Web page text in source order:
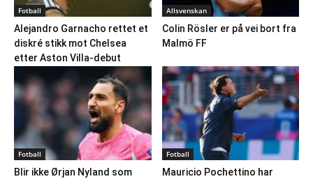
Fotball
Alejandro Garnacho rettet et
diskré stikk mot Chelsea
etter Aston Villa-debut
Allsvenskan
Colin Rösler er på vei bort fra
Malmö FF
Fotball
Blir ikke Ørjan Nyland som
Fotball
Mauricio Pochettino har